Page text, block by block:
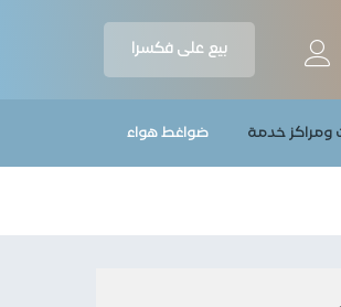
بيع على فكسرا
ومراكز خدمة ضواغط هواء
Add to Cart